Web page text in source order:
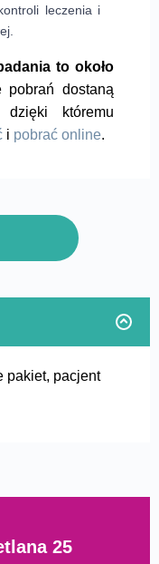
leczenia i
nia to około
pobrań dostaną
dzięki któremu
i pobrać online.
pakiet, pacjent
25